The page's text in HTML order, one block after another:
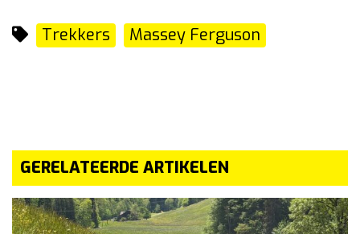
Trekkers Massey Ferguson
GERELATEERDE ARTIKELEN